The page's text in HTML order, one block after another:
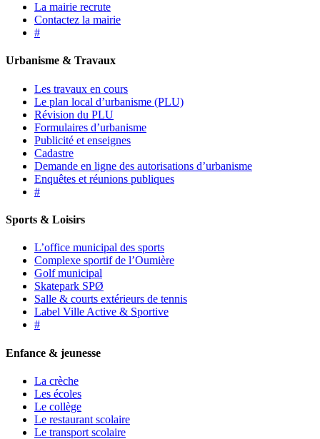
La mairie recrute
Contactez la mairie
#
Urbanisme & Travaux
Les travaux en cours
Le plan local d’urbanisme (PLU)
Révision du PLU
Formulaires d’urbanisme
Publicité et enseignes
Cadastre
Demande en ligne des autorisations d’urbanisme
Enquêtes et réunions publiques
#
Sports & Loisirs
L’office municipal des sports
Complexe sportif de l’Oumière
Golf municipal
Skatepark SPØ
Salle & courts extérieurs de tennis
Label Ville Active & Sportive
#
Enfance & jeunesse
La crèche
Les écoles
Le collège
Le restaurant scolaire
Le transport scolaire